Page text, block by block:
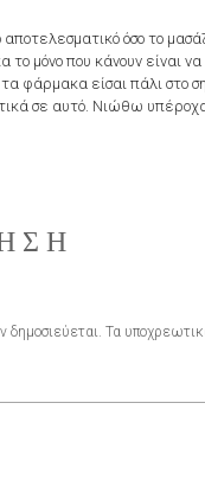
αποτελεσματικό όσο το
μόνο που κάνουν είναι
είσαι πάλι στο
σε αυτό. Νιώθω
Τα